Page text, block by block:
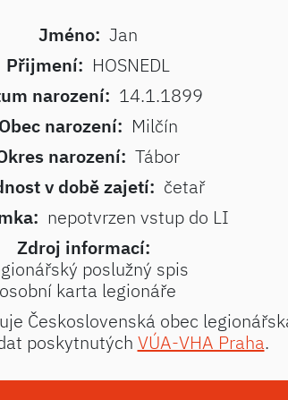
Jméno: Jan
Přijmení: HOSNEDL
narození: 14.1.1899
Obec narození: Milčín
narození: Tábor
v době zajetí: četař
nepotvrzen vstup do LI
Zdroj informací:
poslužný spis
osobní karta legionáře
Československá obec
poskytnutých VÚA-VHA Praha.